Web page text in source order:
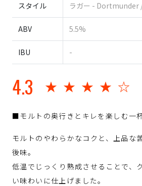
スタイル ラガー - Dortmunder
ABV 5.5%
IBU -
4.3 ★★★★☆
■モルトの奥行きとキレを楽しむ一
モルトのやわらかなコクと、上品な
後味。
低温でじっくり熟成させることで、
い味わいに仕上げました。